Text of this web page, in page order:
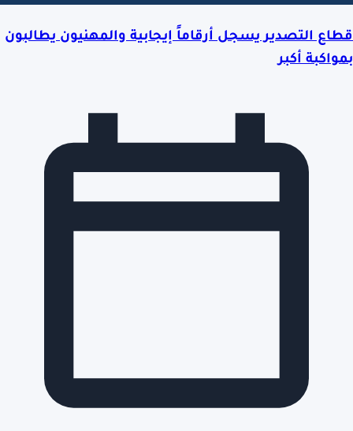
قطاع التصدير يسجل أرقاماً إيجابية والمهنيون يطالبون
بمواكبة أكبر